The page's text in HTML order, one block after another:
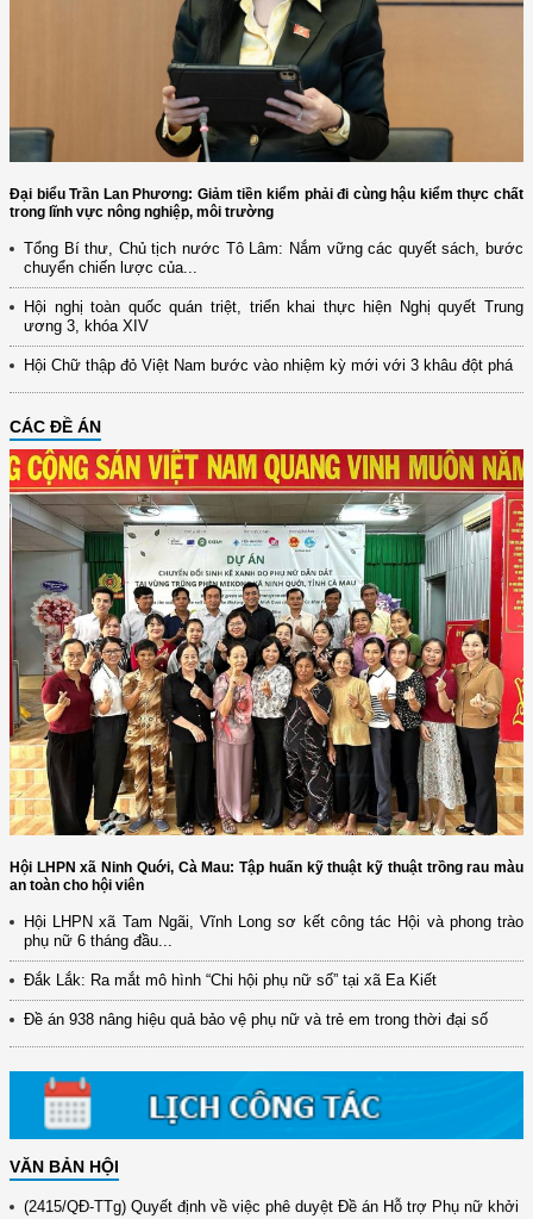
Đại biểu Trần Lan Phương: Giảm tiền kiểm phải đi cùng hậu kiểm thực chất
trong lĩnh vực nông nghiệp, môi trường
Tổng Bí thư, Chủ tịch nước Tô Lâm: Nắm vững các quyết sách, bước
chuyển chiến lược của...
Hội nghị toàn quốc quán triệt, triển khai thực hiện Nghị quyết Trung
ương 3, khóa XIV
Hội Chữ thập đỏ Việt Nam bước vào nhiệm kỳ mới với 3 khâu đột phá
CÁC ĐỀ ÁN
Hội LHPN xã Ninh Quới, Cà Mau: Tập huấn kỹ thuật kỹ thuật trồng rau màu
an toàn cho hội viên
Hội LHPN xã Tam Ngãi, Vĩnh Long sơ kết công tác Hội và phong trào
phụ nữ 6 tháng đầu...
Đắk Lắk: Ra mắt mô hình “Chi hội phụ nữ số” tại xã Ea Kiết
Đề án 938 nâng hiệu quả bảo vệ phụ nữ và trẻ em trong thời đại số
VĂN BẢN HỘI
(12/TB-HĐKH) V/v đăng ký, đề xuất nhiệm vụ Khoa học, công nghệ và
đổi mới ...
(898/KH/ĐCT) Kế hoạch thực hiện Quyết định số 2415/QĐ-TTg ngày
31/10/2025 ...
xây dựng ...
(891/KH-ĐCT) Kế hoạch thực hiện Nghị quyết số 72-NQ/TW ngày
9/9/2025 của Bộ ...
(2415/QĐ-TTg) Quyết định về việc phê duyệt Đề án Hỗ trợ Phụ nữ khởi
nghiệp ...